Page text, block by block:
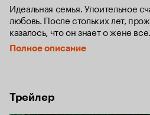
Идеальная семья. Упоительное
любовь. После стольких лет,
казалось, что он знает о жене все.
Однако у Элис оставалось нечто,
рассказать даже ему. Если эта
выдержать такое испытание?
Полное описание
Трейлер